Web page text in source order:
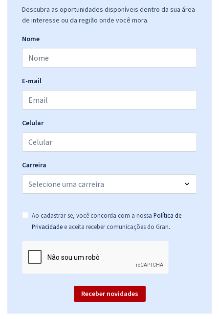
Descubra as oportunidades disponíveis dentro da sua área
de interesse ou da região onde você mora.
Nome
E-mail
Celular
Carreira
Ao cadastrar-se, você concorda com a nossa Política de
Privacidade e aceita receber comunicações do Gran.
Receber novidades